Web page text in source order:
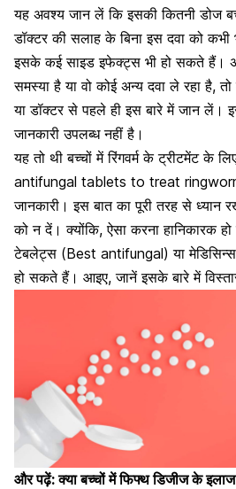
यह अवश्य जान लें कि इसकी कितनी डोज
डॉक्टर की सलाह के बिना इस दवा को
इसके कई साइड इफेक्ट्स भी हो सकते हैं।
समस्या है या वो कोई अन्य दवा ले रहा है,
या डॉक्टर से पहले ही इस बारे में जान लें।
जानकारी उपलब्ध नहीं है।
यह तो थी बच्चों में रिंगवर्म के ट्रीटमेंट के
antifungal tablets to treat
जानकारी। इस बात का पूरी तरह से ध्यान
को न दें। क्योंकि, ऐसा करना हानिकारक
टेबलेट्स (Best antifungal) या
हो सकते हैं। आइए, जानें इसके बारे में
और पढ़ें:क्या बच्चों में फिफ्थ डिजीज के इलाज